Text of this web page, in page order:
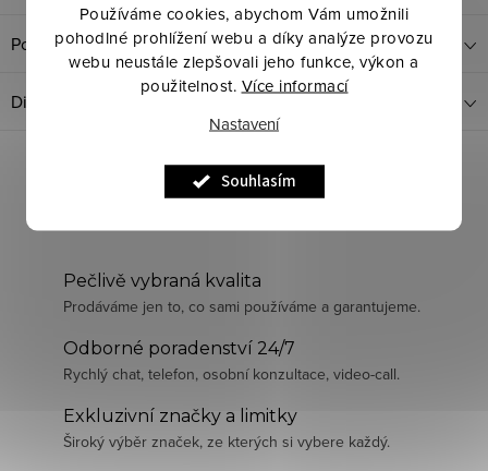
Používáme cookies, abychom Vám umožnili
pohodlné prohlížení webu a díky analýze provozu
webu neustále zlepšovali jeho funkce, výkon a
použitelnost. Více informací
Nastavení
Souhlasím
Popis produktu
Diskuze
Pečlivě vybraná kvalita
Prodáváme jen to, co sami používáme a garantujeme.
Odborné poradenství 24/7
Rychlý chat, telefon, osobní konzultace, video-call.
Exkluzivní značky a limitky
Široký výběr značek, ze kterých si vybere každý.